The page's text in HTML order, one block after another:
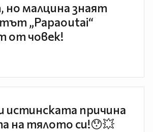
но малцина знаят
„Papaoutai“
от човек!
истинската причина
на тялото си!😯💥